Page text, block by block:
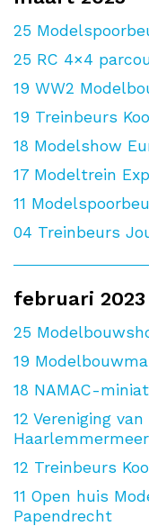
25
25 RC 4×4
19 WW2
19 Treinbeurs
18 Modelshow
17 Modeltrein
11
04 Treinbeurs
februari 2023
25
19
18 NAMAC-
12 Vereniging
12 Treinbeurs
11 Open huis
Papendrecht